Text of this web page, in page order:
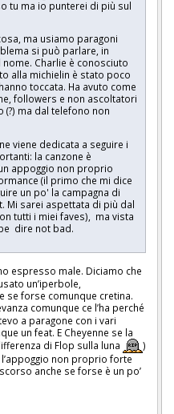
tu ma io punterei di più sul
ma usiamo paragoni
si può parlare, in
Charlie è conosciuto
alla michielin è stato poco
toccata. Ha avuto come
followers e non ascoltatori
ma dal telefono non
viene dedicata a seguire i
la canzone è
appoggio non proprio
(il primo che mi dice
un po' la campagna di
Mi sarei aspettata di più dal
tutti i miei faves), ma vista
dire not bad.
espresso male. Diciamo che
un’iperbole,
se forse comunque cretina.
comunque ce l’ha perché
a paragone con i vari
un feat. E Cheyenne se la
di Flop sulla luna
)
non proprio forte
anche se forse è un po’